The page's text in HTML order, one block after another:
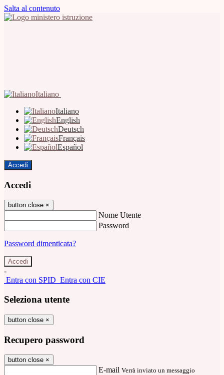
Salta al contenuto
Italiano
Italiano
English
Deutsch
Français
Español
Accedi
Accedi
button close ×
Nome Utente
Password
Password dimenticata?
-
Entra con SPID Entra con CIE
Seleziona utente
button close ×
Recupero password
button close ×
E-mail Verrà inviato un messaggio